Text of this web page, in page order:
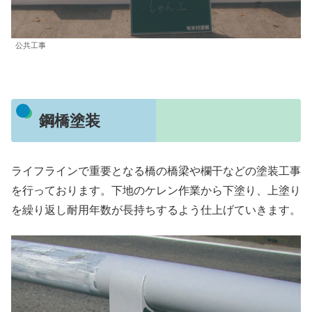
公共工事
鋼橋塗装
ライフラインで重要となる橋の橋梁や欄干などの塗装工事
を行っております。下地のケレン作業から下塗り、上塗り
を繰り返し耐用年数が長持ちするよう仕上げていきます。